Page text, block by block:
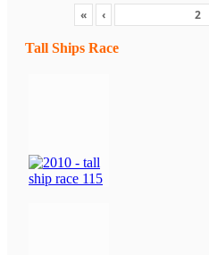
« ‹
Tall Ships Race